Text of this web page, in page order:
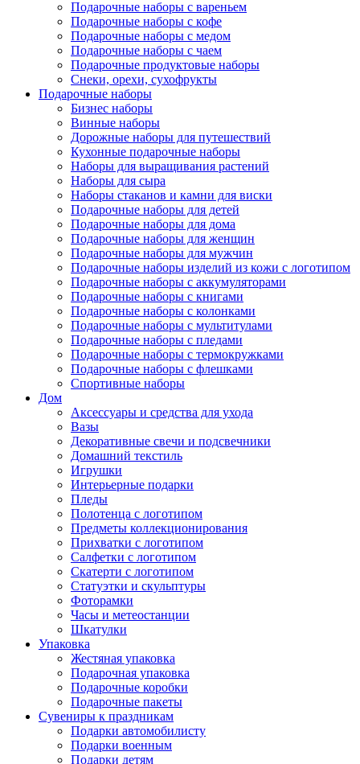
Подарочные наборы с вареньем
Подарочные наборы с кофе
Подарочные наборы с медом
Подарочные наборы с чаем
Подарочные продуктовые наборы
Снеки, орехи, сухофрукты
Подарочные наборы
Бизнес наборы
Винные наборы
Дорожные наборы для путешествий
Кухонные подарочные наборы
Наборы для выращивания растений
Наборы для сыра
Наборы стаканов и камни для виски
Подарочные наборы для детей
Подарочные наборы для дома
Подарочные наборы для женщин
Подарочные наборы для мужчин
Подарочные наборы изделий из кожи с логотипом
Подарочные наборы с аккумуляторами
Подарочные наборы с книгами
Подарочные наборы с колонками
Подарочные наборы с мультитулами
Подарочные наборы с пледами
Подарочные наборы с термокружками
Подарочные наборы с флешками
Спортивные наборы
Дом
Аксессуары и средства для ухода
Вазы
Декоративные свечи и подсвечники
Домашний текстиль
Игрушки
Интерьерные подарки
Пледы
Полотенца с логотипом
Предметы коллекционирования
Прихватки с логотипом
Салфетки с логотипом
Скатерти с логотипом
Статуэтки и скульптуры
Фоторамки
Часы и метеостанции
Шкатулки
Упаковка
Жестяная упаковка
Подарочная упаковка
Подарочные коробки
Подарочные пакеты
Сувениры к праздникам
Подарки автомобилисту
Подарки военным
Подарки детям